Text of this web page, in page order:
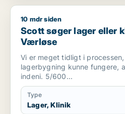
Scott søger lager eller klinik til
10 mdr siden
Scott søger lager eller
Værløse
Vi er meget tidligt i
lagerbygning kunne fungere,
indeni. 5/600...
Type
Lager, Klinik